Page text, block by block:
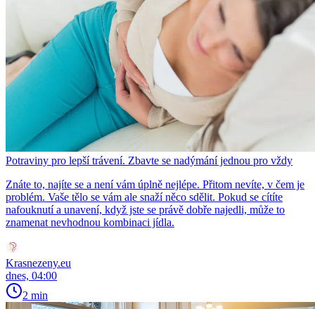
Potraviny pro lepší trávení. Zbavte se nadýmání jednou pro vždy
Znáte to, najíte se a není vám úplně nejlépe. Přitom nevíte, v čem je
problém. Vaše tělo se vám ale snaží něco sdělit. Pokud se cítíte
nafouknutí a unavení, když jste se právě dobře najedli, může to
znamenat nevhodnou kombinaci jídla.
Krasnezeny.eu
dnes, 04:00
2 min